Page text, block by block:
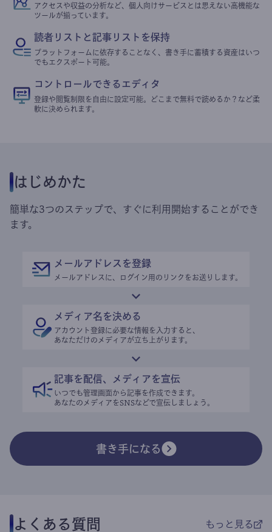
アクセスや収益の分析など、個人向けサービスとは思えない高機能な
ツールが揃っています。
読者リストと記事リストを保持
プラットフォームに依存することなく、書き手に蓄積する資産はいつ
でもエクスポート可能。
コントロールできるエディタ
登録や閲覧制限を自由に設定可能。どこまで無料で読めるか？など柔
軟に決められます。
はじめかた
簡単な3つのステップで、すぐに利用開始することができ
ます。
メールアドレスを登録
メールアドレスに、ログイン用のリンクをお送りします。
メディア名を決める
アカウント登録に必要な情報を入力すると、
あなただけのメディアが立ち上がります。
記事を配信、メディアを宣伝
いつでも管理画面から記事を作成できます。
あなたのメディアをSNSなどで宣伝しましょう。
書き手になる
よくある質問 もっと見る